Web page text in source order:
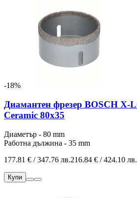
-18%
Диамантен фрезер BOSCH X-
Ceramic 80x35
Диаметър - 80 mm
Работна дължина - 35 mm
177.81 € / 347.76 лв.216.84 € / 424.10 лв.
Купи